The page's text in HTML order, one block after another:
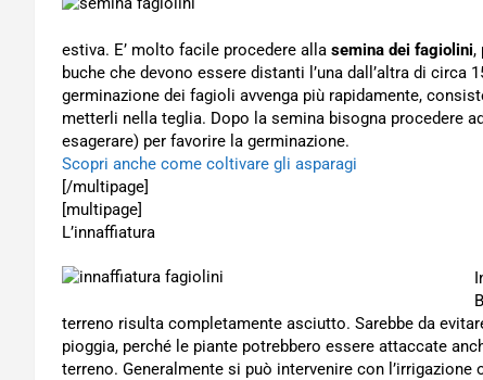
estiva. E’ molto facile procedere alla semina dei fagiolini,
buche che devono essere distanti l’una dall’altra di
germinazione dei fagioli avvenga più rapidamente,
metterli nella teglia. Dopo la semina bisogna procedere ad
esagerare) per favorire la germinazione.
Scopri anche come coltivare gli asparagi
[/multipage]
[multipage]
L’innaffiatura
terreno risulta completamente asciutto. Sarebbe da
pioggia, perché le piante potrebbero essere attaccate
terreno. Generalmente si può intervenire con l’irrigazione